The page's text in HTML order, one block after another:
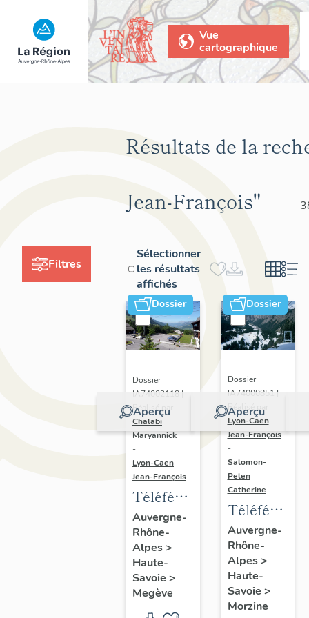
Vue
cartographique
Filtres
Résultats de la
Jean-François"
Sélectionner
les résultats
affichés
Dossier
Aperçu
Dossier
IA74002118 |
Réalisé par
Chalabi
Maryannick
-
Lyon-Caen
Jean-François
Téléférique
du Mont
d'Arbois
Auvergne-
Rhône-
Alpes>
Haute-
Savoie >
Megève
Dossier
Aperçu
Dossier
IA74000851 |
Réalisé par
Lyon-Caen
Jean-François
-
Salomon-
Pelen
Catherine
Téléférique
des
Prodains
Auvergne-
Rhône-
Alpes>
Haute-
Savoie >
Morzine